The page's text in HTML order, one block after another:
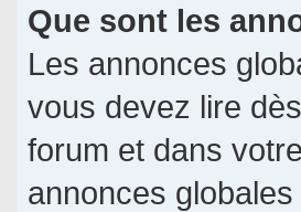
Que sont les
Les annonces
vous devez lire
forum et dans
annonces